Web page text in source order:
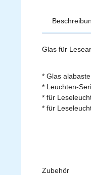
Glas für
* Glas
* Leuchten-
* für
* für
Zubehör